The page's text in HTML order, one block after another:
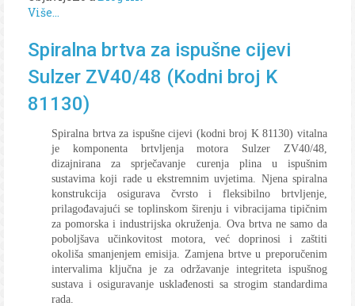
Više...
Spiralna brtva za ispušne cijevi
Sulzer ZV40/48 (Kodni broj K
81130)
Spiralna brtva za ispušne cijevi (kodni broj K 81130) vitalna
je komponenta brtvljenja motora Sulzer ZV40/48,
dizajnirana za sprječavanje curenja plina u ispušnim
sustavima koji rade u ekstremnim uvjetima. Njena spiralna
konstrukcija osigurava čvrsto i fleksibilno brtvljenje,
prilagođavajući se toplinskom širenju i vibracijama tipičnim
za pomorska i industrijska okruženja. Ova brtva ne samo da
poboljšava učinkovitost motora, već doprinosi i zaštiti
okoliša smanjenjem emisija. Zamjena brtve u preporučenim
intervalima ključna je za održavanje integriteta ispušnog
sustava i osiguravanje usklađenosti sa strogim standardima
rada.